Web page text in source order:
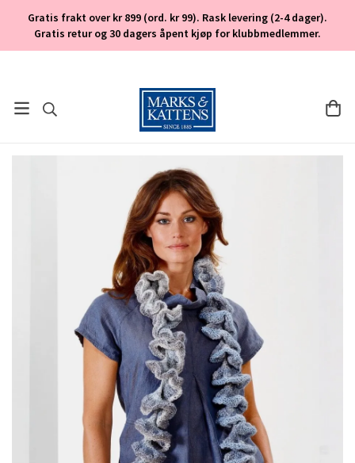
Gratis frakt over kr 899 (ord. kr 99). Rask levering (2-4 dager).
Gratis retur og 30 dagers åpent kjøp for klubbmedlemmer.